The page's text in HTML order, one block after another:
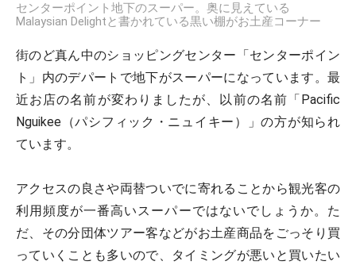
センターポイント地下のスーパー。奥に見えている
Malaysian Delightと書かれている黒い棚がお土産コーナー
街のど真ん中のショッピングセンター「センターポイン
ト」内のデパートで地下がスーパーになっています。最
近お店の名前が変わりましたが、以前の名前「Pacific
Nguikee（パシフィック・ニュイキー）」の方が知られ
ています。
アクセスの良さや両替ついでに寄れることから観光客の
利用頻度が一番高いスーパーではないでしょうか。た
だ、その分団体ツアー客などがお土産商品をごっそり買
っていくことも多いので、タイミングが悪いと買いたい